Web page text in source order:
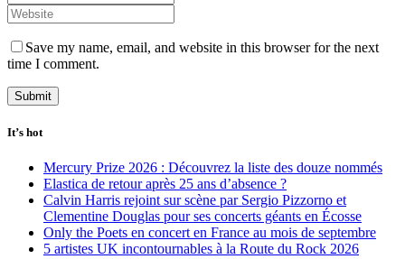
Save my name, email, and website in this browser for the next
time I comment.
It’s hot
Mercury Prize 2026 : Découvrez la liste des douze nommés
Elastica de retour après 25 ans d’absence ?
Calvin Harris rejoint sur scène par Sergio Pizzorno et
Clementine Douglas pour ses concerts géants en Écosse
Only the Poets en concert en France au mois de septembre
5 artistes UK incontournables à la Route du Rock 2026